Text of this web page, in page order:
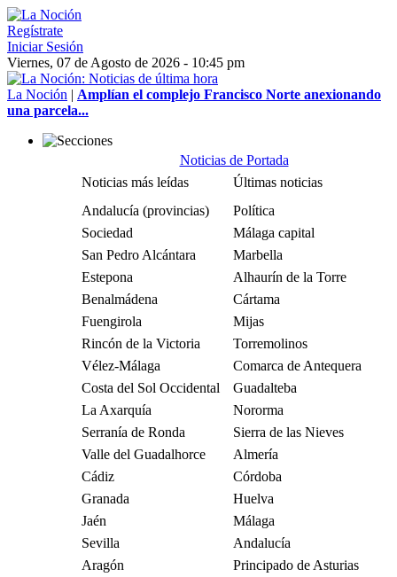
Regístrate
Iniciar Sesión
Viernes, 07 de Agosto de 2026 - 10:45 pm
La Noción | Amplían el complejo Francisco Norte anexionando
una parcela...
Noticias de Portada
Noticias más leídas
Últimas noticias
Andalucía (provincias)
Política
Sociedad
Málaga capital
San Pedro Alcántara
Marbella
Estepona
Alhaurín de la Torre
Benalmádena
Cártama
Fuengirola
Mijas
Rincón de la Victoria
Torremolinos
Vélez-Málaga
Comarca de Antequera
Costa del Sol Occidental
Guadalteba
La Axarquía
Nororma
Serranía de Ronda
Sierra de las Nieves
Valle del Guadalhorce
Almería
Cádiz
Córdoba
Granada
Huelva
Jaén
Málaga
Sevilla
Andalucía
Aragón
Principado de Asturias